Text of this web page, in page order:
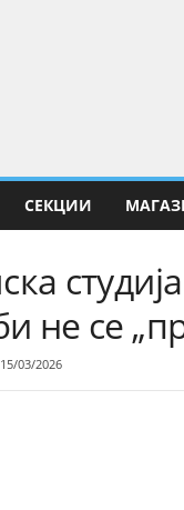
СЕКЦИИ
не се
15/03/2026